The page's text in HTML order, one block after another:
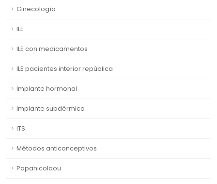
Ginecología
ILE
ILE con medicamentos
ILE pacientes interior república
Implante hormonal
Implante subdérmico
ITS
Métodos anticonceptivos
Papanicolaou